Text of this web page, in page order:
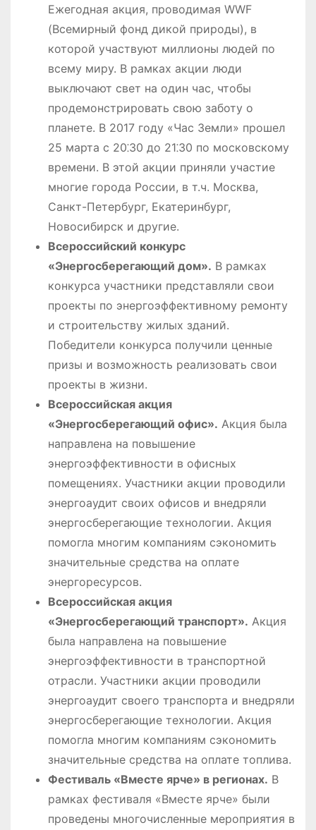
Ежегодная акция, проводимая WWF
(Всемирный фонд дикой природы), в
которой участвуют миллионы людей по
всему миру. В рамках акции люди
выключают свет на один час, чтобы
продемонстрировать свою заботу о
планете. В 2017 году «Час Земли» прошел
25 марта с 20⁚30 до 21⁚30 по московскому
времени. В этой акции приняли участие
многие города России, в т.ч. Москва,
Санкт-Петербург, Екатеринбург,
Новосибирск и другие.
Всероссийский конкурс
«Энергосберегающий дом». В рамках
конкурса участники представляли свои
проекты по энергоэффективному ремонту
и строительству жилых зданий.
Победители конкурса получили ценные
призы и возможность реализовать свои
проекты в жизни.
Всероссийская акция
«Энергосберегающий офис». Акция была
направлена на повышение
энергоэффективности в офисных
помещениях. Участники акции проводили
энергоаудит своих офисов и внедряли
энергосберегающие технологии. Акция
помогла многим компаниям сэкономить
значительные средства на оплате
энергоресурсов.
Всероссийская акция
«Энергосберегающий транспорт». Акция
была направлена на повышение
энергоэффективности в транспортной
отрасли. Участники акции проводили
энергоаудит своего транспорта и внедряли
энергосберегающие технологии. Акция
помогла многим компаниям сэкономить
значительные средства на оплате топлива.
Фестиваль «Вместе ярче» в регионах. В
рамках фестиваля «Вместе ярче» были
проведены многочисленные мероприятия в